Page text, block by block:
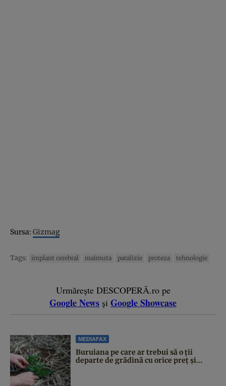
Sursa: Gizmag
Tags: implant cerebral maimuta paralizie proteza tehnologie
Urmărește DESCOPERĂ.ro pe
Google News și Google Showcase
MEDIAFAX
Buruiana pe care ar trebui să o ții
departe de grădină cu orice preț și...